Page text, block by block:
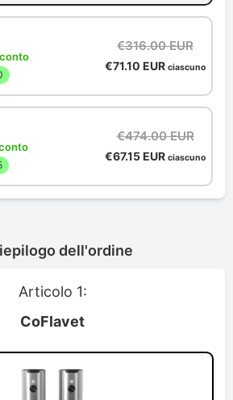
€316.00 EUR
€71.10 EUR ciascuno
€474.00 EUR
€67.15 EUR ciascuno
dell'ordine
Articolo 1:
CoFlavet